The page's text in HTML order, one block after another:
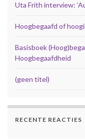
Uta Frith interview:
Hoogbegaafd of
Basisboek
Hoogbegaafdheid
(geen titel)
RECENTE REACTIES